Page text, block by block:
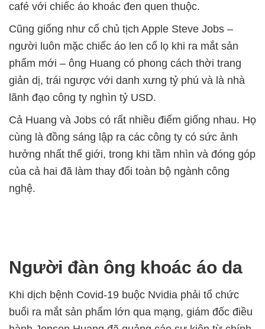
café với chiếc áo khoác đen quen thuộc.
Cũng giống như cố chủ tịch Apple Steve Jobs –
người luôn mặc chiếc áo len cổ lọ khi ra mắt sản
phẩm mới – ông Huang có phong cách thời trang
giản dị, trái ngược với danh xưng tỷ phú và là nhà
lãnh đạo công ty nghìn tỷ USD.
Cả Huang và Jobs có rất nhiều điểm giống nhau. Họ
cùng là đồng sáng lập ra các công ty có sức ảnh
hưởng nhất thế giới, trong khi tầm nhìn và đóng góp
của cả hai đã làm thay đổi toàn bộ ngành công
nghệ.
Người đàn ông khoác áo da
Khi dịch bệnh Covid-19 buộc Nvidia phải tổ chức
buổi ra mắt sản phẩm lớn qua mạng, giám đốc điều